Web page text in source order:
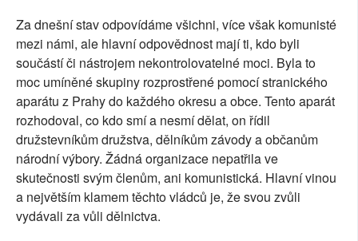
Za dnešní stav odpovídáme všichni, více však komunisté
mezi námi, ale hlavní odpovědnost mají ti, kdo byli
součástí či nástrojem nekontrolovatelné moci. Byla to
moc umíněné skupiny rozprostřené pomocí stranického
aparátu z Prahy do každého okresu a obce. Tento aparát
rozhodoval, co kdo smí a nesmí dělat, on řídil
družstevníkům družstva, dělníkům závody a občanům
národní výbory. Žádná organizace nepatřila ve
skutečnosti svým členům, ani komunistická. Hlavní vinou
a největším klamem těchto vládců je, že svou zvůli
vydávali za vůli dělnictva.